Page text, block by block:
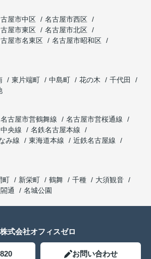
屋市中区
名古屋市西区
屋市東区
名古屋市北区
屋市名東区
名古屋市昭和区
東片端町 中島町 花の木
千代田
名古屋市営鶴舞線
名古屋市営桜通線
中央線
名鉄名古屋本線
み線
東海道本線
近鉄名古屋線
町 新栄町 鶴舞 千種
大須観音
通 名城公園
株式会社オフィスゼロ
お問い合わせ